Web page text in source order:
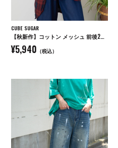
CUBE SUGAR
【秋新作】コットン メッシュ 前後2WAY 切替 プルオーバー
¥5,940 （税込）